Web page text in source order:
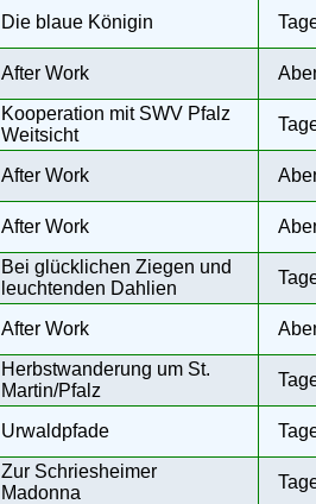
Die blaue Königin
After Work
Kooperation mit SWV Pfalz
Weitsicht
After Work
After Work
Bei glücklichen Ziegen und
leuchtenden Dahlien
After Work
Herbstwanderung um St.
Martin/Pfalz
Urwaldpfade
Zur Schriesheimer
Madonna